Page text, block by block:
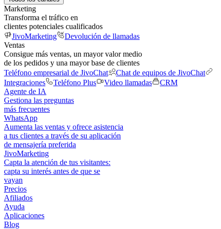
Marketing
Transforma el tráfico en
clientes potenciales cualificados
JivoMarketing
Devolución de llamadas
Ventas
Consigue más ventas, un mayor valor medio
de los pedidos y una mayor base de clientes
Teléfono empresarial de JivoChat
Chat de equipos de JivoChat
Integraciones
Teléfono Plus Video llamadas
CRM
Agente de IA
Gestiona las preguntas
más frecuentes
WhatsApp
Aumenta las ventas y ofrece asistencia
a tus clientes a través de su aplicación
de mensajería preferida
JivoMarketing
Capta la atención de tus visitantes:
capta su interés antes de que se
vayan
Precios
Afiliados
Ayuda
Aplicaciones
Blog